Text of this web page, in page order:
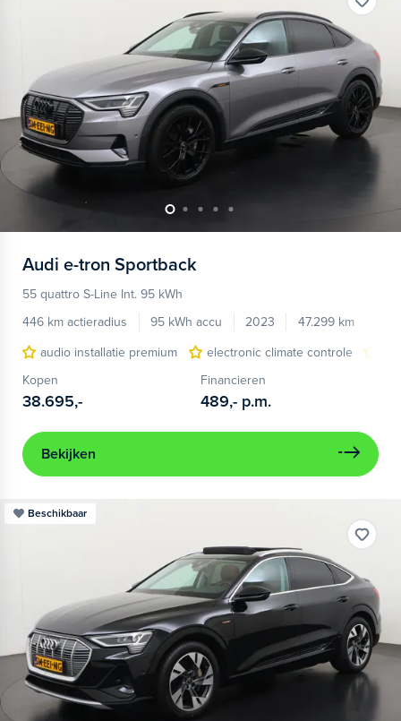
Audi e-tron Sportback
55 quattro S-Line Int. 95 kWh
446 km actieradius
95 kWh accu 2023
47.299 km
audio installatie premium
electronic climate controle
Kopen
38.695,-
Financieren
489,- p.m.
Bekijken
Beschikbaar